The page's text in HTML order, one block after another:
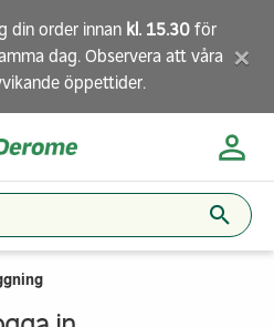
din order innan kl. 15.30 för
dag. Observera att våra
öppettider. ×